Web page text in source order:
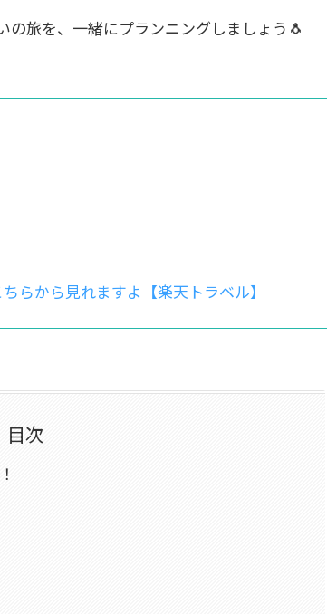
旅を、一緒にプランニングしましょう🐧
らから見れますよ【楽天トラベル】
目次